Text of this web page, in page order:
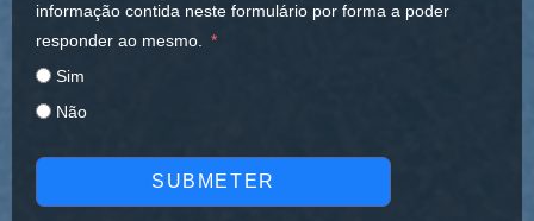
informação contida neste formulário por forma a poder
responder ao mesmo.
Sim
Não
SUBMETER